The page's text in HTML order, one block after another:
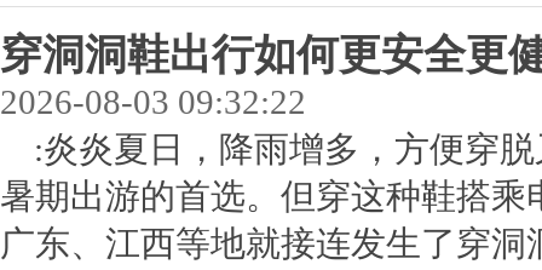
穿洞洞鞋出行如何更安全更
2026-08-03 09:32:22
:炎炎夏日，降雨增多，方便穿
暑期出游的首选。但穿这种鞋搭
广东、江西等地就接连发生了穿